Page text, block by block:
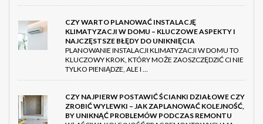
CZY WARTO PLANOWAĆ INSTALACJĘ
KLIMATYZACJI W DOMU – KLUCZOWE ASPEKTY I
NAJCZĘSTSZE BŁĘDY DO UNIKNIĘCIA
PLANOWANIE INSTALACJI KLIMATYZACJI W DOMU TO
KLUCZOWY KROK, KTÓRY MOŻE ZAOSZCZĘDZIĆ CI NIE
TYLKO PIENIĄDZE, ALE I …
CZY NAJPIERW POSTAWIĆ ŚCIANKI DZIAŁOWE CZY
ZROBIĆ WYLEWKI – JAK ZAPLANOWAĆ KOLEJNOŚĆ,
BY UNIKNĄĆ PROBLEMÓW PODCZAS REMONTU